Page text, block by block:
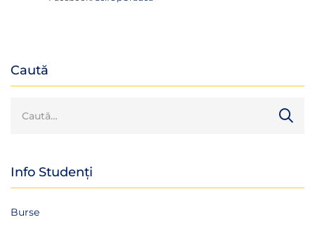
Caută
Info Studenți
Burse